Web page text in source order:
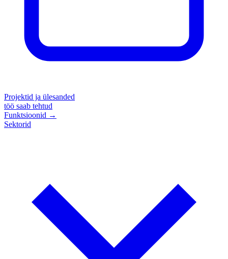
Projektid ja ülesanded
töö saab tehtud
Funktsioonid →
Sektorid